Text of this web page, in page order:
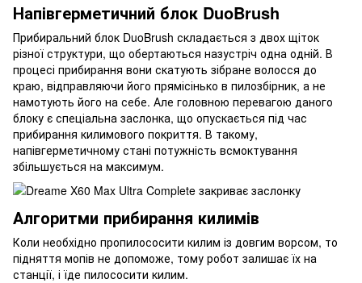
Напівгерметичний блок DuoBrush
Прибиральний блок DuoBrush складається з двох щіток
різної структури, що обертаються назустріч одна одній. В
процесі прибирання вони скатують зібране волосся до
краю, відправляючи його прямісінько в пилозбірник, а не
намотують його на себе. Але головною перевагою даного
блоку є спеціальна заслонка, що опускається під час
прибирання килимового покриття. В такому,
напівгерметичному стані потужність всмоктування
збільшується на максимум.
Алгоритми прибирання килимів
Коли необхідно пропилососити килим із довгим ворсом, то
підняття мопів не допоможе, тому робот залишає їх на
станції, і їде пилососити килим.